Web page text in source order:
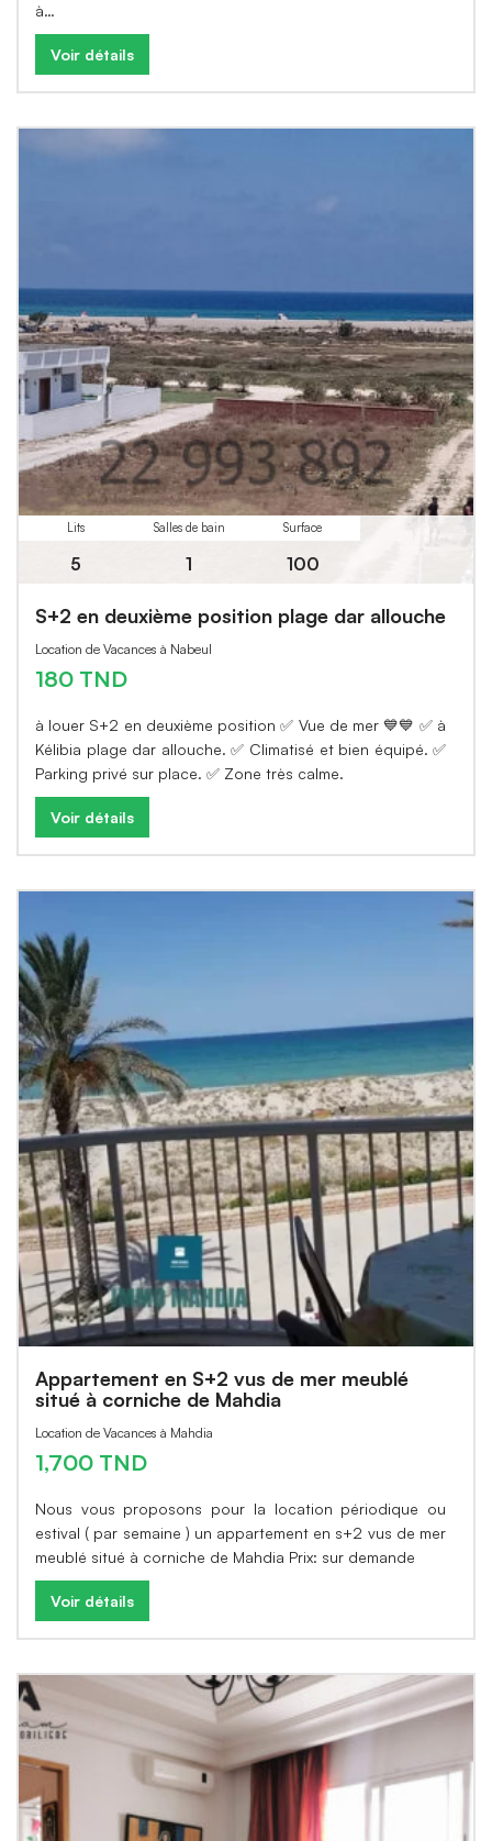
à…
Voir détails
Lits
5
Salles de bain
1
Surface
100
S+2 en deuxième position plage dar allouche
Location de Vacances à Nabeul
180 TND
à louer S+2 en deuxième position ✅ Vue de mer 💙💙 ✅ à
Kélibia plage dar allouche. ✅ Climatisé et bien équipé. ✅
Parking privé sur place. ✅ Zone très calme.
Voir détails
Appartement en S+2 vus de mer meublé
situé à corniche de Mahdia
Location de Vacances à Mahdia
1,700 TND
Nous vous proposons pour la location périodique ou
estival ( par semaine ) un appartement en s+2 vus de mer
meublé situé à corniche de Mahdia Prix: sur demande
Voir détails